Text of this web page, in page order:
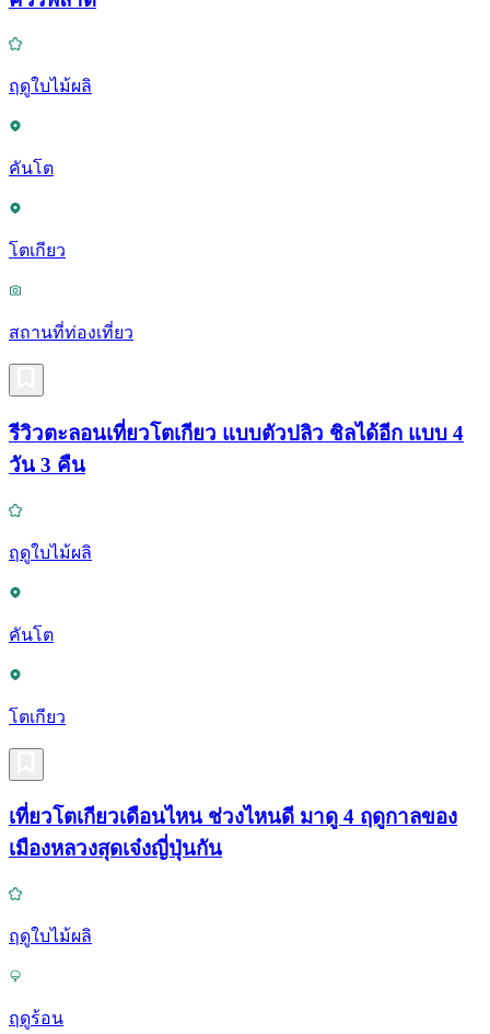
ฤดูใบไม้ผลิ
คันโต
โตเกียว
สถานที่ท่องเที่ยว
รีวิวตะลอนเที่ยวโตเกียว แบบตัวปลิว ชิลได้อีก แบบ 4
วัน 3 คืน
ฤดูใบไม้ผลิ
คันโต
โตเกียว
เที่ยวโตเกียวเดือนไหน ช่วงไหนดี มาดู 4 ฤดูกาลของ
เมืองหลวงสุดเจ๋งญี่ปุ่นกัน
ฤดูใบไม้ผลิ
ฤดูร้อน